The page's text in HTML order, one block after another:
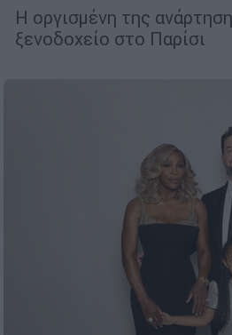
H οργισμένη της
ξενοδοχείο στο Παρίσι